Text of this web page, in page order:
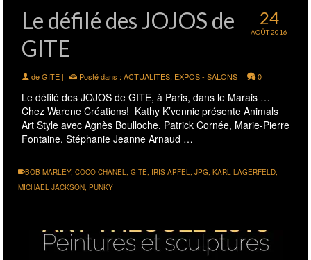
24
AOÛT 2016
Le défilé des JOJOS de
GITE
deGITE | Posté dans : ACTUALITES, EXPOS - SALONS | 0
Le défilé des JOJOS de GITE, à Paris, dans le Marais …
Chez Warene Créations! Kathy K’vennic présente Animals
Art Style avec Agnès Boulloche, Patrick Cornée, Marie-Pierre
Fontaine, Stéphanie Jeanne Arnaud …
BOB MARLEY, COCO CHANEL, GITE, IRIS APFEL, JPG, KARL LAGERFELD,
MICHAEL JACKSON, PUNKY